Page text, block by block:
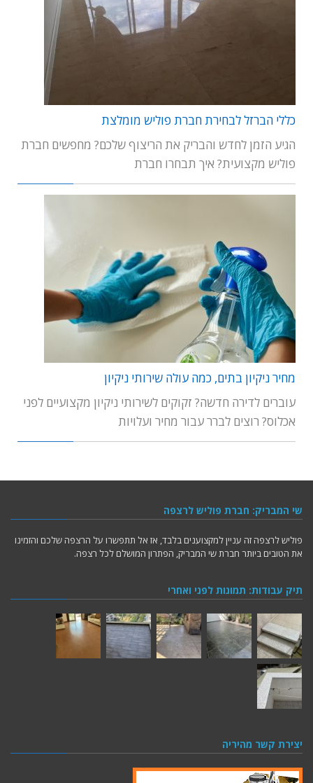
כללי הברזל לבחירת חברת פוליש מומלצת
הגיע הזמן לחדש והבריק את הריצוף שלכם? מחפשים חברת
פוליש מקצועית? איך תבחרו חברת
מחיר ניקיון בתים, כמה עולה שירותי ניקיון
עוברים לדירה חדשה? זקוקים לשירותי ניקיון מקצועיים לפני
אכלוס? רוצים לברר עבור מחיר ועלויות
שי המבריק: חברת פוליש לרצפה
פוליש לרצפה זה עניין למקצוענים בלבד, אז אל תתפשרו על הרצפה שלכם והזמינו
את הטובים ביותר חברת שי המבריק, הפתרון המושלם לכל רצפה.
תיק עבודות: תמונות לפני ואחרי
יצירת קשר מהיריה